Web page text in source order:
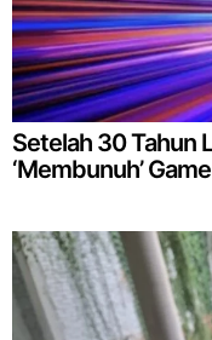
Setelah 30 Tahun
‘Membunuh’